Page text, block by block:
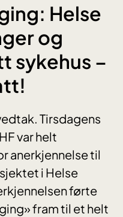
Helse
og
sykehus –
Tirsdagens
var helt
anerkjennelse til
i Helse
førte
fram til et helt